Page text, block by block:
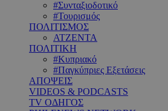
#Συνταξιοδοτικό
#Τουρισμός
ΠΟΛΙΤΙΣΜΟΣ
ΑΤΖΕΝΤΑ
ΠΟΛΙΤΙΚΗ
#Κυπριακό
#Παγκύπριες Εξετάσεις
ΑΠΟΨΕΙΣ
VIDEOS & PODCASTS
TV ΟΔΗΓΟΣ